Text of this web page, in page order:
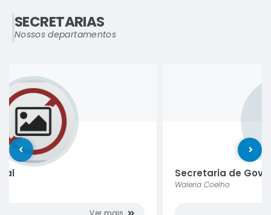
SECRETARIAS
Nossos departamentos